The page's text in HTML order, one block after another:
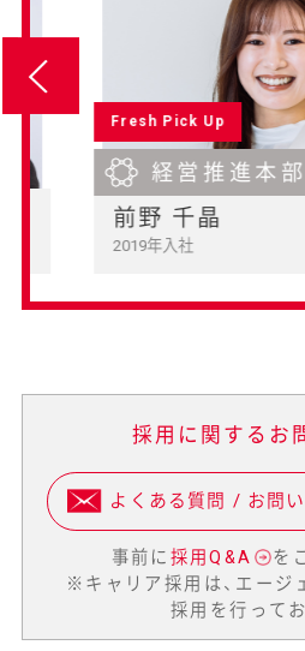
経営推進本部
Fresh Pick Up
前野 千晶
2019年入社
採用に関するお
よくある質問 / お問
事前に 採用Q&A
を
※キャリア採用は、エージ
採用を行って